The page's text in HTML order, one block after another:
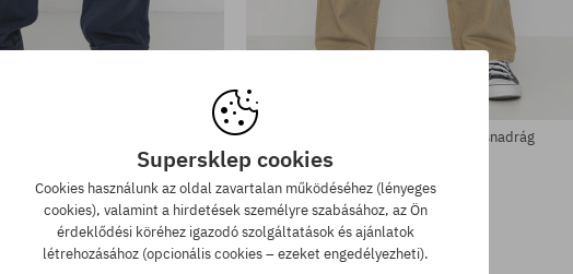
30; 31; 32; 33; 34
Pleated Chino Kisnadrág Element Carpenter Canvas Kisnadrág
Supersklep cookies
Cookies használunk az oldal zavartalan működéséhez (lényeges
cookies), valamint a hirdetések személyre szabásához, az Ön
érdeklődési köréhez igazodó szolgáltatások és ajánlatok
létrehozásához (opcionális cookies – ezeket engedélyezheti).